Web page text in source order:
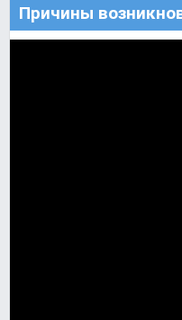
Причины